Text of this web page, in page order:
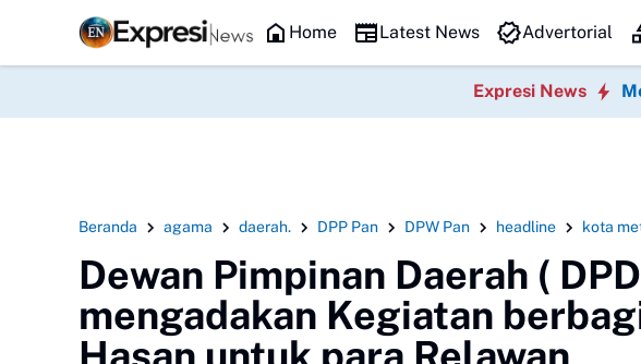
Headline
dan Relawan Putri Zulkifli Hasan (PZH)resmi di lantik , sekaligus Rapat Kerja
Home Latest News Advertorial
Expresi News
Beranda agama daerah. DPP Pan DPW Pan headline kota
Dewan Pimpinan Daerah (
mengadakan Kegiatan